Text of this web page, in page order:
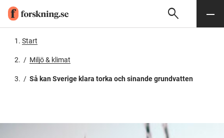
Söksearch Meny
Start
/ Miljö & klimat
/ Så kan Sverige klara torka och sinande grundvatten